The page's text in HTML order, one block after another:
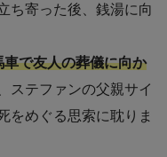
ち寄った後、銭湯に向
車で友人の葬儀に向か
ステファンの父親サイ
をめぐる思索に耽りま